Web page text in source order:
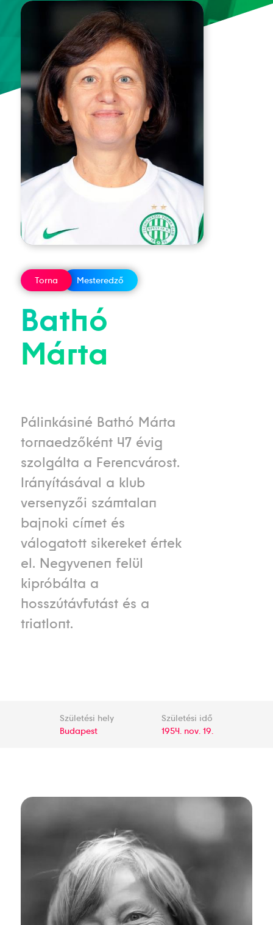
Torna Mesteredző
Bathó
Márta
Pálinkásiné Bathó Márta
tornaedzőként 47 évig
szolgálta a Ferencvárost.
Irányításával a klub
versenyzői számtalan
bajnoki címet és
válogatott sikereket értek
el. Negyvenen felül
kipróbálta a
hosszútávfutást és a
triatlont.
Születési hely
Budapest
Születési idő
1954. nov. 19.